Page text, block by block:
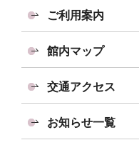
ご利用案内
館内マップ
交通アクセス
お知らせ一覧